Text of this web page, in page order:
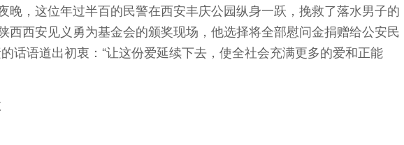
晚，这位年过半百的民警在西安丰庆公园纵身一跃，挽救了落水男子的
西西安见义勇为基金会的颁奖现场，他选择将全部慰问金捐赠给公安民
话语道出初衷：“让这份爱延续下去，使全社会充满更多的爱和正能